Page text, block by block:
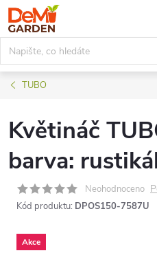
Přejít
na
obsah
TUBO
Květináč
barva:
Neohodnoceno
Kód produktu: DPOS150-7587U
Akce